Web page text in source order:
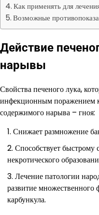
Как применять для
Возможные
Действие
нарывы
Свойства печеного лука,
инфекционным поражением
содержимого нарыва – гноя:
Снижает размножение
Способствует
некротического
Лечение патологии
развитие множественного
карбункула.